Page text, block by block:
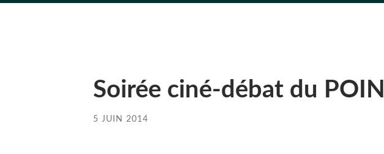
Soirée ciné-débat du
5 JUIN 2014